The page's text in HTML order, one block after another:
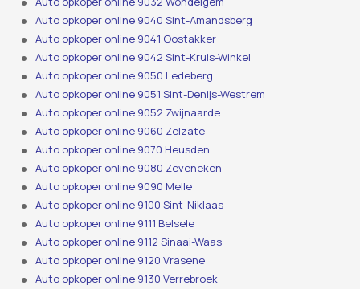
Auto opkoper online 9040 Sint-Amandsberg
Auto opkoper online 9041 Oostakker
Auto opkoper online 9042 Sint-Kruis-Winkel
Auto opkoper online 9050 Ledeberg
Auto opkoper online 9051 Sint-Denijs-Westrem
Auto opkoper online 9052 Zwijnaarde
Auto opkoper online 9060 Zelzate
Auto opkoper online 9070 Heusden
Auto opkoper online 9080 Zeveneken
Auto opkoper online 9090 Melle
Auto opkoper online 9100 Sint-Niklaas
Auto opkoper online 9111 Belsele
Auto opkoper online 9112 Sinaai-Waas
Auto opkoper online 9120 Vrasene
Auto opkoper online 9130 Verrebroek